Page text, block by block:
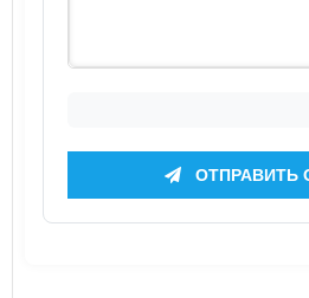
ОТПРАВИТЬ